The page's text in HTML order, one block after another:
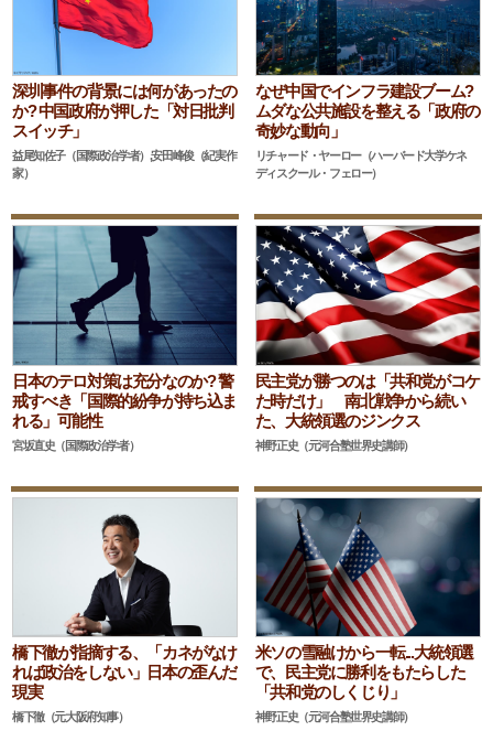
深圳事件の背景には何があったの
か? 中国政府が押した「対日批判
スイッチ」
益尾知佐子（国際政治学者）,安田峰俊（紀実作
家）
なぜ中国でインフラ建設ブーム?
ムダな公共施設を整える「政府の
奇妙な動向」
リチャード・ヤーロー（ハーバード大学ケネ
ディスクール・フェロー）
日本のテロ対策は充分なのか? 警
戒すべき「国際的紛争が持ち込ま
れる」可能性
宮坂直史（国際政治学者）
民主党が勝つのは「共和党がコケ
た時だけ」 南北戦争から続い
た、大統領選のジンクス
神野正史（元河合塾世界史講師）
橋下徹が指摘する、「カネがなけ
れば政治をしない」日本の歪んだ
現実
橋下徹（元大阪府知事）
米ソの雪融けから一転...大統領選
で、民主党に勝利をもたらした
「共和党のしくじり」
神野正史（元河合塾世界史講師）